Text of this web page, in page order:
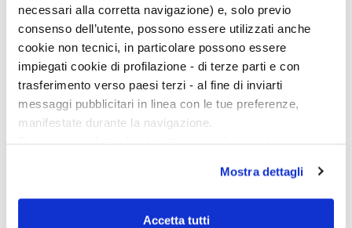
necessari alla corretta navigazione) e, solo previo
consenso dell’utente, possono essere utilizzati anche
cookie non tecnici, in particolare possono essere
impiegati cookie di profilazione - di terze parti e con
trasferimento verso paesi terzi - al fine di inviarti
messaggi pubblicitari in linea con le tue preferenze,
manifestate durante la navigazione.
scelte privacy sui cookie, ti invitiamo a prendere visione
dell’informativa cookie.
Chiudendo il banner tramite la “X” prosegui la
Mostra dettagli
Accetta tutti
Fase di transizione tra una glaciazione e l’altra, caratterizzata
da un clima caldo umido di tipo tropicale.
Interstadiale
Oscillazione climatica meno fredda e arida durante una
fase glaciale.
Ipocàusto
Intercapedine posta sotto il pavimento, sostenuto da